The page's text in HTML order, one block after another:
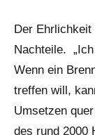
Der Ehrlichkeit
Nachteile.
Wenn ein
treffen will,
Umsetzen
des rund 2000